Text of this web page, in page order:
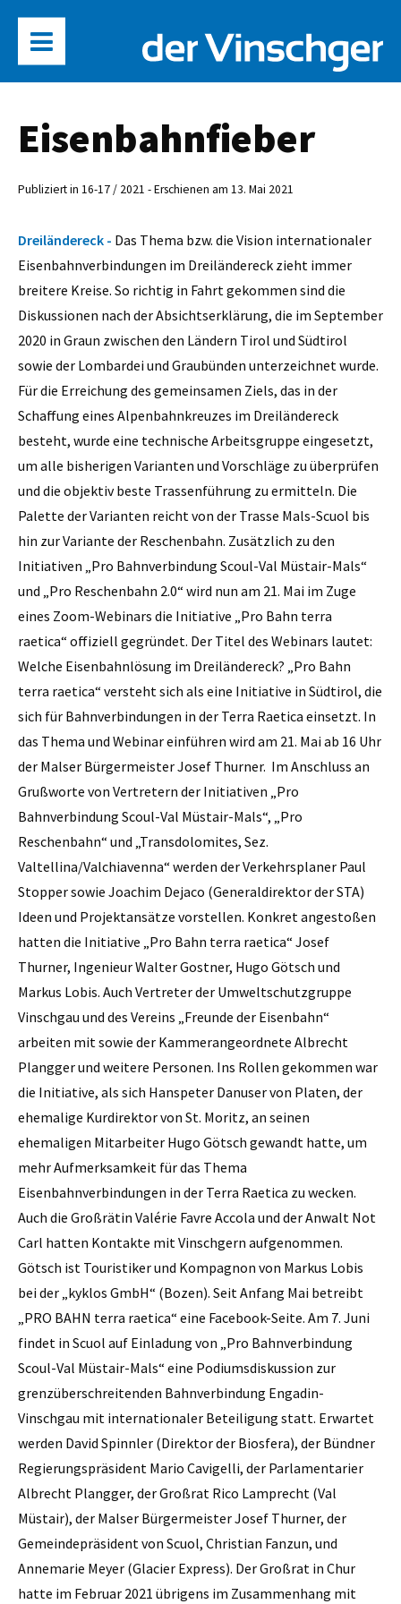
Eisenbahnfieber
Publiziert in 16-17 / 2021 - Erschienen am 13. Mai 2021
Dreiländereck - Das Thema bzw. die Vision internationaler
Eisenbahnverbindungen im Dreiländereck zieht immer
breitere Kreise. So richtig in Fahrt gekommen sind die
Diskussionen nach der Absichtserklärung, die im September
2020 in Graun zwischen den Ländern Tirol und Südtirol
sowie der Lombardei und Graubünden unterzeichnet wurde.
Für die Erreichung des gemeinsamen Ziels, das in der
Schaffung eines Alpenbahnkreuzes im Dreiländereck
besteht, wurde eine technische Arbeitsgruppe eingesetzt,
um alle bisherigen Varianten und Vorschläge zu überprüfen
und die objektiv beste Trassenführung zu ermitteln. Die
Palette der Varianten reicht von der Trasse Mals-Scuol bis
hin zur Variante der Reschenbahn. Zusätzlich zu den
Initiativen „Pro Bahnverbindung Scoul-Val Müstair-Mals“
und „Pro Reschenbahn 2.0“ wird nun am 21. Mai im Zuge
eines Zoom-Webinars die Initiative „Pro Bahn terra
raetica“ offiziell gegründet. Der Titel des Webinars lautet:
Welche Eisenbahnlösung im Dreiländereck? „Pro Bahn
terra raetica“ versteht sich als eine Initiative in Südtirol, die
sich für Bahnverbindungen in der Terra Raetica einsetzt. In
das Thema und Webinar einführen wird am 21. Mai ab 16 Uhr
der Malser Bürgermeister Josef Thurner. Im Anschluss an
Grußworte von Vertretern der Initiativen „Pro
Bahnverbindung Scoul-Val Müstair-Mals“, „Pro
Reschenbahn“ und „Transdolomites, Sez.
Valtellina/Valchiavenna“ werden der Verkehrsplaner Paul
Stopper sowie Joachim Dejaco (Generaldirektor der STA)
Ideen und Projektansätze vorstellen. Konkret angestoßen
hatten die Initiative „Pro Bahn terra raetica“ Josef
Thurner, Ingenieur Walter Gostner, Hugo Götsch und
Markus Lobis. Auch Vertreter der Umweltschutzgruppe
Vinschgau und des Vereins „Freunde der Eisenbahn“
arbeiten mit sowie der Kammerangeordnete Albrecht
Plangger und weitere Personen. Ins Rollen gekommen war
die Initiative, als sich Hanspeter Danuser von Platen, der
ehemalige Kurdirektor von St. Moritz, an seinen
ehemaligen Mitarbeiter Hugo Götsch gewandt hatte, um
mehr Aufmerksamkeit für das Thema
Eisenbahnverbindungen in der Terra Raetica zu wecken.
Auch die Großrätin Valérie Favre Accola und der Anwalt Not
Carl hatten Kontakte mit Vinschgern aufgenommen.
Götsch ist Touristiker und Kompagnon von Markus Lobis
bei der „kyklos GmbH“ (Bozen). Seit Anfang Mai betreibt
„PRO BAHN terra raetica“ eine Facebook-Seite. Am 7. Juni
findet in Scuol auf Einladung von „Pro Bahnverbindung
Scoul-Val Müstair-Mals“ eine Podiumsdiskussion zur
grenzüberschreitenden Bahnverbindung Engadin-
Vinschgau mit internationaler Beteiligung statt. Erwartet
werden David Spinnler (Direktor der Biosfera), der Bündner
Regierungspräsident Mario Cavigelli, der Parlamentarier
Albrecht Plangger, der Großrat Rico Lamprecht (Val
Müstair), der Malser Bürgermeister Josef Thurner, der
Gemeindepräsident von Scuol, Christian Fanzun, und
Annemarie Meyer (Glacier Express). Der Großrat in Chur
hatte im Februar 2021 übrigens im Zusammenhang mit